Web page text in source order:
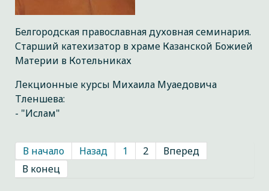
Белгородская православная духовная семинария.
Старший катехизатор в храме Казанской Божией
Материи в Котельниках
Лекционные курсы Михаила Муаедовича
Тленшева:
- "Ислам"
В начало Назад 1 2
Вперед
В конец